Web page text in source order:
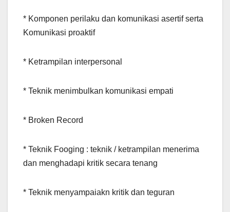
* Komponen perilaku dan komunikasi asertif serta
Komunikasi proaktif
* Ketrampilan interpersonal
* Teknik menimbulkan komunikasi empati
* Broken Record
* Teknik Fooging : teknik / ketrampilan menerima
dan menghadapi kritik secara tenang
* Teknik menyampaiakn kritik dan teguran